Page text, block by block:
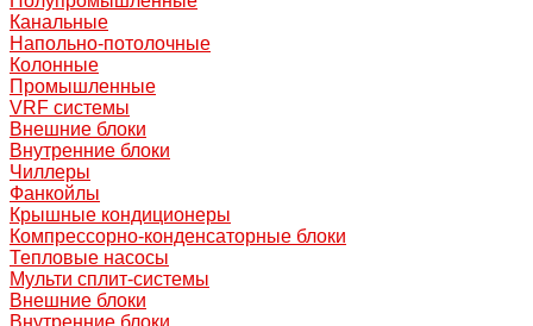
Канальные
Напольно-потолочные
Колонные
Промышленные
VRF системы
Внешние блоки
Внутренние блоки
Чиллеры
Фанкойлы
Крышные кондиционеры
Компрессорно-конденсаторные блоки
Тепловые насосы
Мульти сплит-системы
Внешние блоки
Внутренние блоки